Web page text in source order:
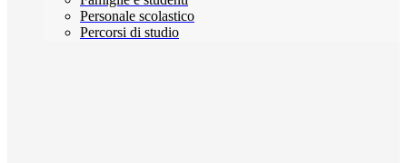
Personale scolastico
Percorsi di studio